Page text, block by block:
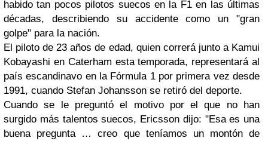
habido tan pocos pilotos suecos en la F1 en las últimas
décadas, describiendo su accidente como un "gran
golpe" para la nación.
El piloto de 23 años de edad, quien correrá junto a Kamui
Kobayashi en Caterham esta temporada, representará al
país escandinavo en la Fórmula 1 por primera vez desde
1991, cuando Stefan Johansson se retiró del deporte.
Cuando se le preguntó el motivo por el que no han
surgido más talentos suecos, Ericsson dijo: "Esa es una
buena pregunta … creo que teníamos un montón de